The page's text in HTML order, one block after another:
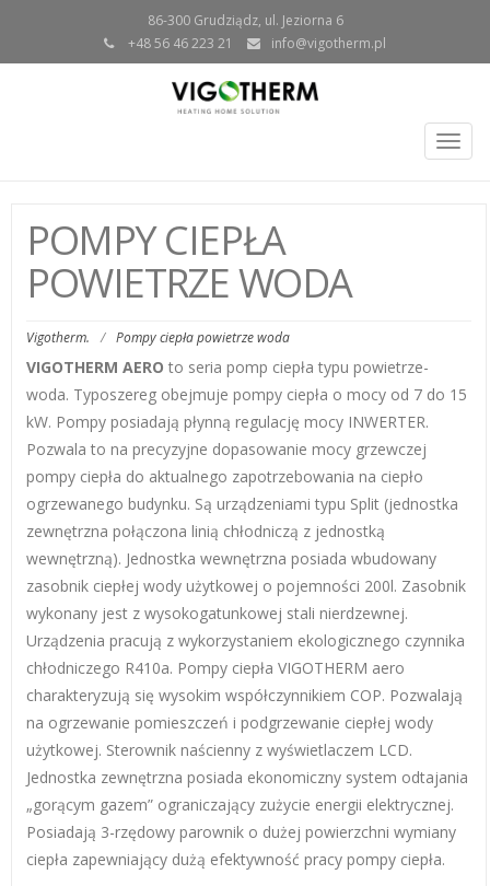
86-300 Grudziądz, ul. Jeziorna 6
+48 56 46 223 21
info@vigotherm.pl
POMPY CIEPŁA
POWIETRZE WODA
Vigotherm. / Pompy ciepła powietrze woda
VIGOTHERM AERO to seria pomp ciepła typu powietrze-
woda. Typoszereg obejmuje pompy ciepła o mocy od 7 do 15
kW. Pompy posiadają płynną regulację mocy INWERTER.
Pozwala to na precyzyjne dopasowanie mocy grzewczej
pompy ciepła do aktualnego zapotrzebowania na ciepło
ogrzewanego budynku. Są urządzeniami typu Split (jednostka
zewnętrzna połączona linią chłodniczą z jednostką
wewnętrzną). Jednostka wewnętrzna posiada wbudowany
zasobnik ciepłej wody użytkowej o pojemności 200l. Zasobnik
wykonany jest z wysokogatunkowej stali nierdzewnej.
Urządzenia pracują z wykorzystaniem ekologicznego czynnika
chłodniczego R410a. Pompy ciepła VIGOTHERM aero
charakteryzują się wysokim współczynnikiem COP. Pozwalają
na ogrzewanie pomieszczeń i podgrzewanie ciepłej wody
użytkowej. Sterownik naścienny z wyświetlaczem LCD.
Jednostka zewnętrzna posiada ekonomiczny system odtajania
„gorącym gazem” ograniczający zużycie energii elektrycznej.
Posiadają 3-rzędowy parownik o dużej powierzchni wymiany
ciepła zapewniający dużą efektywność pracy pompy ciepła.